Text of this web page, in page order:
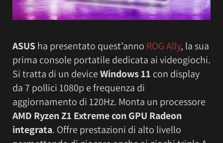
ASUSha presentato quest’anno ROG Ally, la sua
prima console portatile dedicata ai videogiochi.
Si tratta di un deviceWindows 11 con display
da 7 pollici 1080p e frequenza di
aggiornamento di 120Hz. Monta un processore
AMD Ryzen Z1 Extreme con GPU Radeon
integrata. Offre prestazioni di alto livello